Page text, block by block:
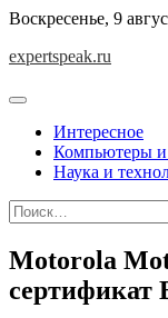
Skip
content
Воскресенье, 9
expertspeak.ru
Интересное
Компьютеры
Наука и
Найти:
Motorola
сертификат